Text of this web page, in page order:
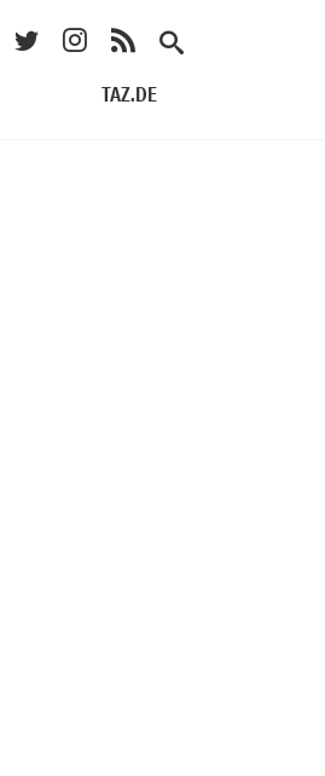
TAZ.DE